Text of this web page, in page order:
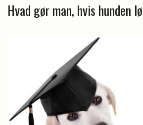
Hvad gør man, hvis hunden